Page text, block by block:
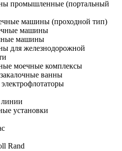
промышленные (портальный
машины (проходной тип)
машины
машины
для железнодорожной
моечные комплексы
ванны
линии
установки
Rand